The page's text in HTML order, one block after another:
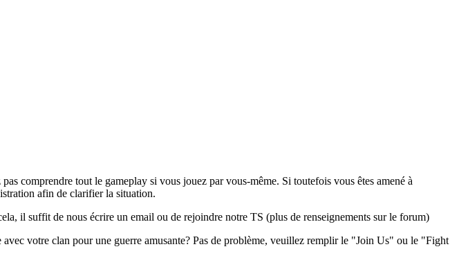
comprendre tout le gameplay si vous jouez par vous-même. Si toutefois vous êtes amené à
afin de clarifier la situation.
il suffit de nous écrire un email ou de rejoindre notre TS (plus de renseignements sur le forum)
votre clan pour une guerre amusante? Pas de problème, veuillez remplir le "Join Us" ou le "Fight